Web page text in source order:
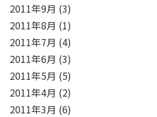
2011年9月 (3)
2011年8月 (1)
2011年7月 (4)
2011年6月 (3)
2011年5月 (5)
2011年4月 (2)
2011年3月 (6)